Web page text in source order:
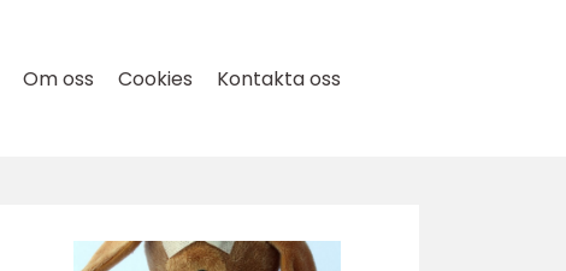
Om oss Cookies Kontakta oss